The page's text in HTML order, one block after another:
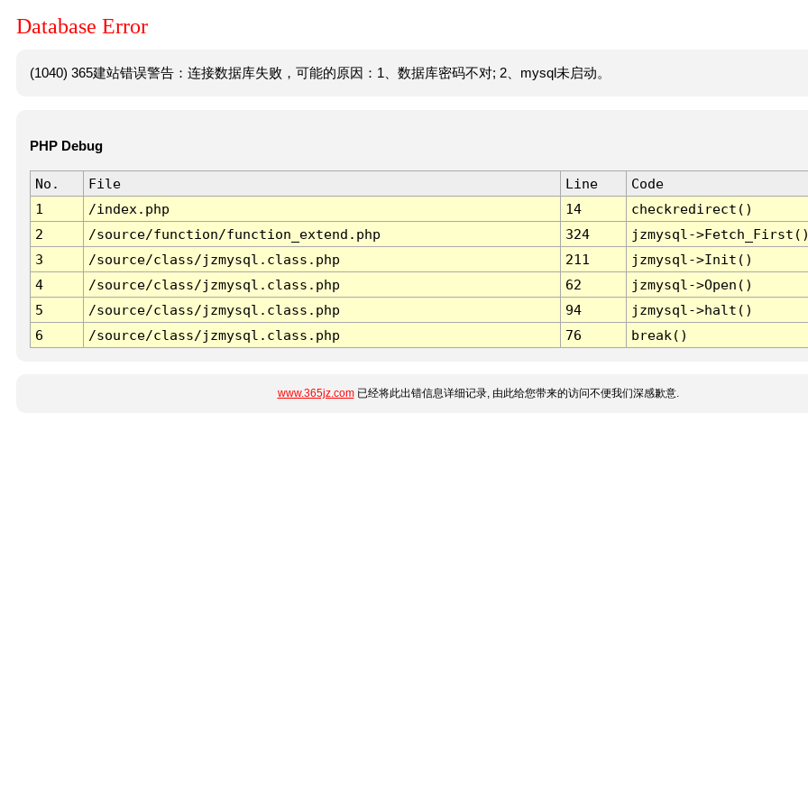
Database Error
(1040) 365建站错误警告：连接数据库失败，可能的原因：1、数据库密码不对; 2、mysql未启动。
PHP Debug
No. File Line
Code
1
/index.php 14
checkredirect()
2
/source/function/function_extend.php 324
jzmysql-
3
/source/class/jzmysql.class.php 211
jzmysql->Init()
4
/source/class/jzmysql.class.php 62
jzmysql->Open()
5
/source/class/jzmysql.class.php 94
jzmysql->halt()
6
/source/class/jzmysql.class.php 76 break()
www.365jz.com已经将此出错信息详细记录, 由此给您带来的访问不便我们深感歉意.